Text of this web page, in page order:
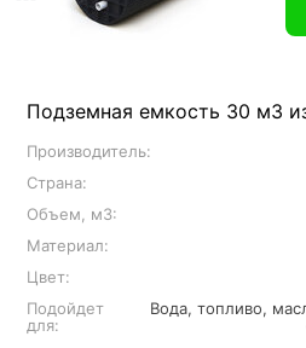
Подземная емкость 30 м3
Производитель:
Страна:
Объем, м3:
Материал:
Цвет:
Подойдет
для:
Вода, топливо,